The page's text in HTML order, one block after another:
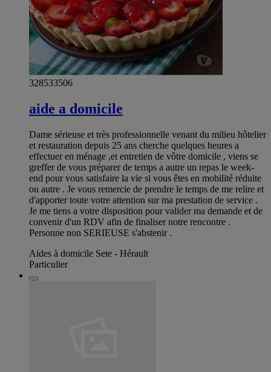
328533506
aide a domicile
Dame sérieuse et très professionnelle venant du milieu hôtelier
et restauration depuis 25 ans cherche quelques heures a
effectuer en ménage ,et entretien de vôtre domicile , viens se
greffer de vous préparer de temps a autre un repas le week-
end pour vous satisfaire la vie si vous êtes en mobilité réduite
ou autre . Je vous remercie de prendre le temps de me relire et
d'apporter toute votre attention sur ma prestation de service .
Je me tiens a votre disposition pour valider ma demande et de
convenir d'un RDV afin de finaliser notre rencontre .
Personne non SERIEUSE s'abstenir .
Aides à domicile Sete - Hérault
Particulier